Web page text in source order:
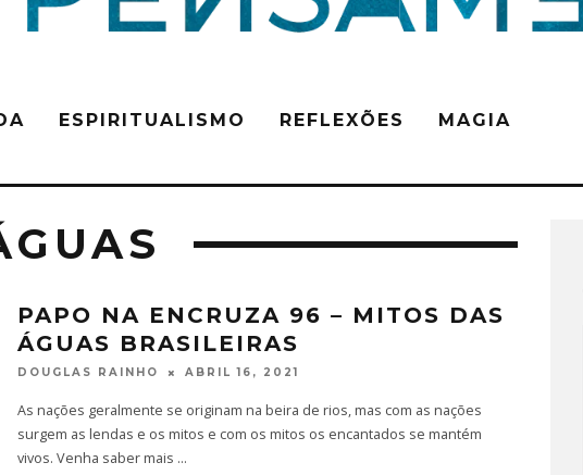
ESPIRITUALISMO REFLEXÕES MAGIA
PAPO NA ENCRUZA 96 – MITOS DAS
ÁGUAS BRASILEIRAS
DOUGLAS RAINHO ABRIL 16, 2021
As nações geralmente se originam na beira de rios, mas com as nações
surgem as lendas e os mitos e com os mitos os encantados se mantém
vivos. Venha saber mais ...